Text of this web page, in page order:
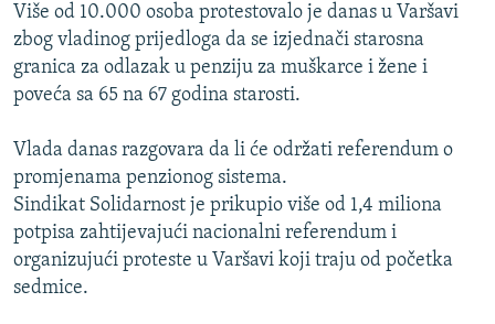
FOTOGALERIJE
INFOGRAFIKE
RAT U UKRAJINI
KINA NA BALKANU
RSE PRIČE IZ SVIJETA
ISPRIČAJ MI
DNEVNO@RSE
SPECIJALI RSE
VIŠE OD NASLOVA
GENOCID U SREBRENICI
PRATITE NAS
Više od 10.000 osoba protestovalo je danas u Varšavi
zbog vladinog prijedloga da se izjednači starosna
granica za odlazak u penziju za muškarce i žene i
poveća sa 65 na 67 godina starosti.
Vlada danas razgovara da li će održati referendum o
promjenama penzionog sistema.
Sindikat Solidarnost je prikupio više od 1,4 miliona
potpisa zahtijevajući nacionalni referendum i
organizujući proteste u Varšavi koji traju od početka
sedmice.